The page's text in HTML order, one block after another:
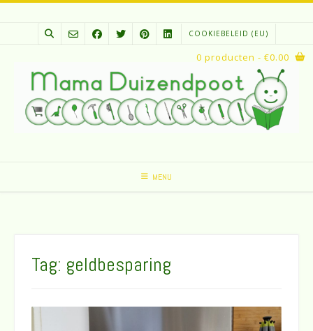
Spring
COOKIEBELEID (EU)
MENU
0 producten - €0.00
Tag: geldbesparing